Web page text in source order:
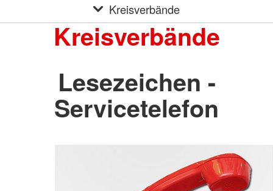
Kreisverbände
Kreisverbände
Lesezeichen -
Servicetelefon